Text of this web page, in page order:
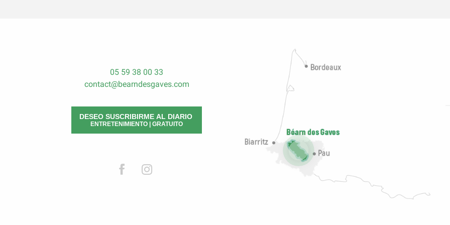
05 59 38 00 33
contact@bearndesgaves.com
DESEO SUSCRIBIRME AL DIARIO
ENTRETENIMIENTO | GRATUITO